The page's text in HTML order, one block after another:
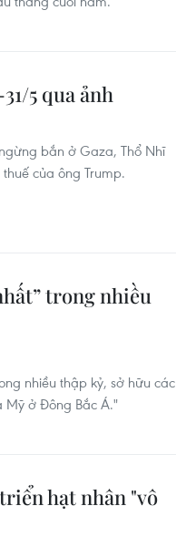
5 qua ảnh
bắn ở Gaza, Thổ Nhĩ
của ông Trump.
trong nhiều
nhiều thập kỷ, sở hữu các
Mỹ ở Đông Bắc Á."
hạt nhân "vô